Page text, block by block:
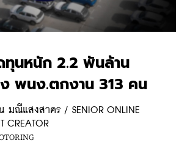
ทุนหนัก 2.2 พันล้าน
พนง.ตกงาน 313 คน
มณีแสงสาคร / SENIOR ONLINE
CREATOR